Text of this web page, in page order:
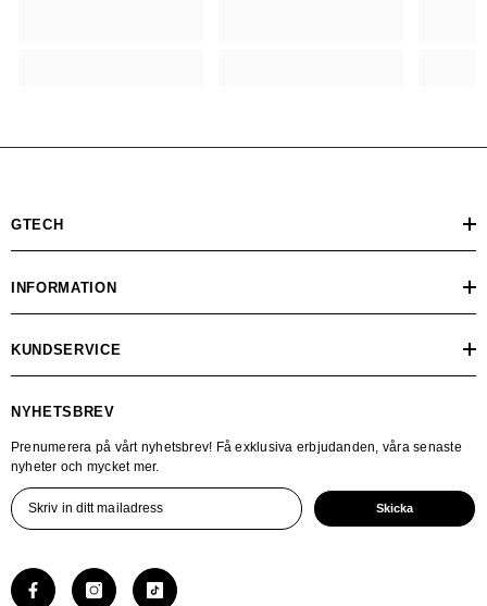
GTECH
INFORMATION
KUNDSERVICE
NYHETSBREV
Prenumerera på vårt nyhetsbrev! Få exklusiva erbjudanden, våra senaste
nyheter och mycket mer.
Skicka